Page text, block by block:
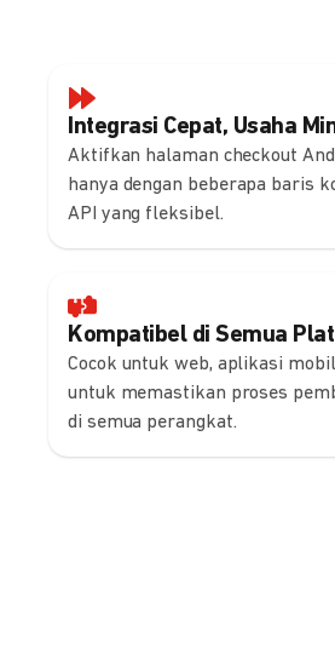
Integrasi Cepat, Usaha
Aktifkan halaman checkout
hanya dengan beberapa baris
API yang fleksibel.
Kompatibel di Semua
Cocok untuk web, aplikasi
untuk memastikan proses
di semua perangkat.